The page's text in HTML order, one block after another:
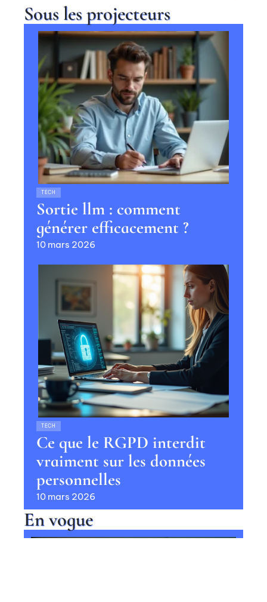
Sous les projecteurs
TECH
Sortie llm : comment
générer efficacement ?
10 mars 2026
TECH
Ce que le RGPD interdit
vraiment sur les données
personnelles
10 mars 2026
En vogue